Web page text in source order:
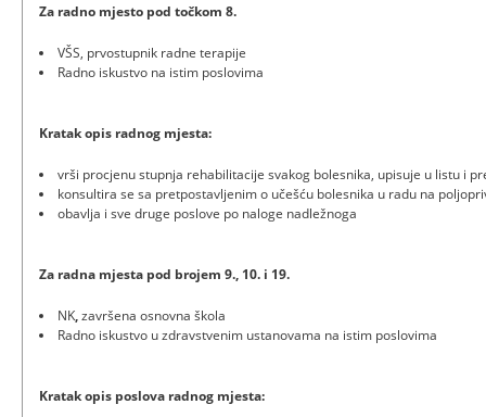
Za radno mjesto pod točkom 8.
VŠS, prvostupnik radne terapije
Radno iskustvo na istim poslovima
Kratak opis radnog mjesta:
vrši procjenu stupnja rehabilitacije svakog bolesnika, upisuje u listu i
konsultira se sa pretpostavljenim o učešću bolesnika u radu na
obavlja i sve druge poslove po naloge nadležnoga
Za radna mjesta pod brojem 9., 10. i 19.
NK,završena osnovna škola
Radno iskustvo u zdravstvenim ustanovama na istim poslovima
Kratak opis poslova radnog mjesta: